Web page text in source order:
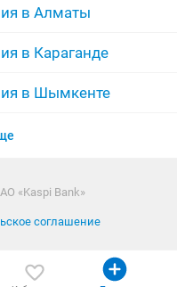
реклама
в Алматы
в Караганде
в Шымкенте
в Усть-Каменогорске
в Костанае
«Kaspi Bank»
соглашение